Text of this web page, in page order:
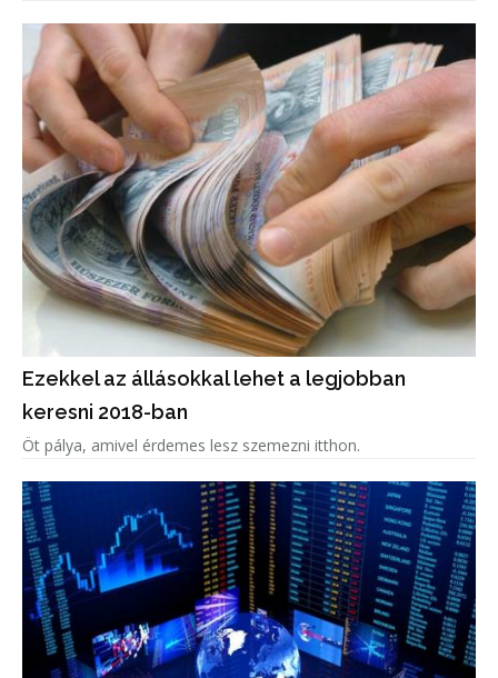
Ezekkel az állásokkal lehet a legjobban
keresni 2018-ban
Öt pálya, amivel érdemes lesz szemezni itthon.